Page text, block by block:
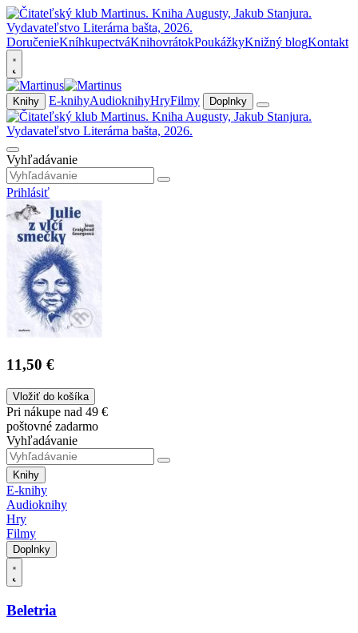
DoručenieKníhkupectváKnihovrátokPoukážkyKnižný blogKontakt
Knihy E-knihyAudioknihyHryFilmy Doplnky
Vyhľadávanie
Prihlásiť
11,50 €
Vložiť do košíka
Pri nákupe nad 49 €
poštovné zadarmo
Vyhľadávanie
Knihy
E-knihy
Audioknihy
Hry
Filmy
Doplnky
Beletria